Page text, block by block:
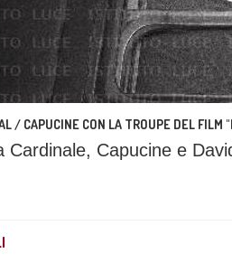
/ CAPUCINE CON LA TROUPE DEL FILM
Cardinale, Capucine e